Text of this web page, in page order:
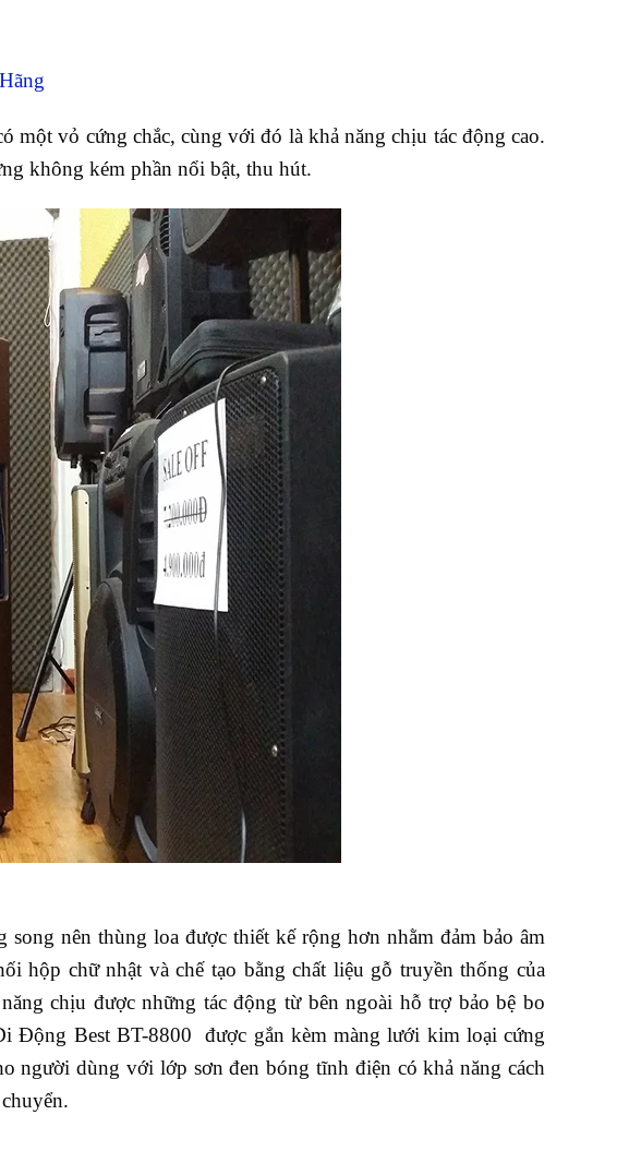
vỏ cứng chắc, cùng với đó là khả năng chịu tác động cao.
không kém phần nổi bật, thu hút.
nên thùng loa được thiết kế rộng hơn nhằm đảm bảo âm
hộp chữ nhật và chế tạo bằng chất liệu gỗ truyền thống của
chịu được những tác động từ bên ngoài hỗ trợ bảo bệ bo
Động Best BT-8800 được gắn kèm màng lưới kim loại cứng
người dùng với lớp sơn đen bóng tĩnh điện có khả năng cách